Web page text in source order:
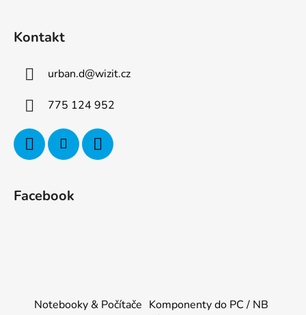
Kontakt
urban.d@wizit.cz
775 124 952
Facebook
Notebooky & Počítače Komponenty do PC / NB